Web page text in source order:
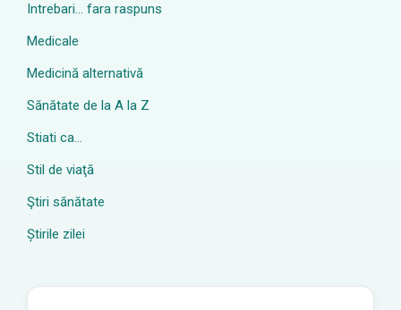
Intrebari… fara raspuns
Medicale
Medicină alternativă
Sănătate de la A la Z
Stiati ca…
Stil de viaţă
Ştiri sănătate
Știrile zilei